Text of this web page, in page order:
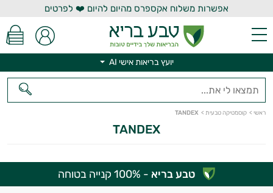
אפשרות משלוח אקספרס מהיום להיום ❤️ לפרטים
יועץ בריאות אישי AI
ראשי > קוסמטיקה טבעית >
TANDEX
TANDEX
טבע בריא - 100% קנייה בטוחה
יועץ בריאות אישי AI